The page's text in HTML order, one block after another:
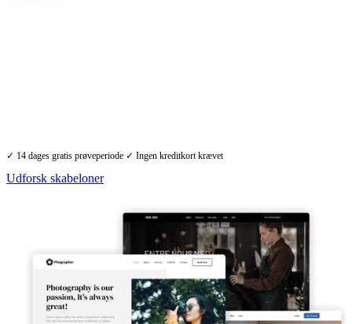
✓ 14 dages gratis prøveperiode ✓ Ingen kreditkort krævet
Udforsk skabeloner